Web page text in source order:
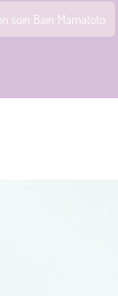
soin Bain Mamatoto